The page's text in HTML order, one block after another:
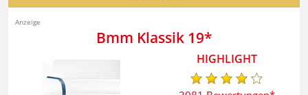
Bmm Klassik 19